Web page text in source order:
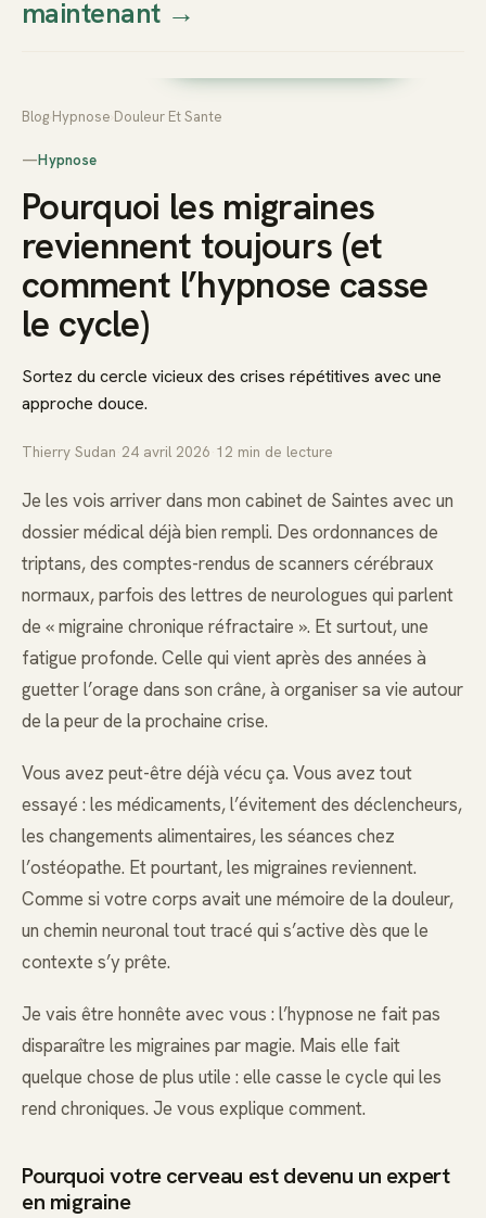
Thierry
Prendre rendez-vous dès
maintenant→
Blog Hypnose Douleur Et Sante
—Hypnose
Pourquoi les migraines
reviennent toujours (et
comment l’hypnose casse
le cycle)
Sortez du cercle vicieux des crises répétitives avec une
approche douce.
Thierry Sudan 24 avril 2026 12 min de lecture
Je les vois arriver dans mon cabinet de Saintes avec un
dossier médical déjà bien rempli. Des ordonnances de
triptans, des comptes-rendus de scanners cérébraux
normaux, parfois des lettres de neurologues qui parlent
de « migraine chronique réfractaire ». Et surtout, une
fatigue profonde. Celle qui vient après des années à
guetter l’orage dans son crâne, à organiser sa vie autour
de la peur de la prochaine crise.
Vous avez peut-être déjà vécu ça. Vous avez tout
essayé : les médicaments, l’évitement des déclencheurs,
les changements alimentaires, les séances chez
l’ostéopathe. Et pourtant, les migraines reviennent.
Comme si votre corps avait une mémoire de la douleur,
un chemin neuronal tout tracé qui s’active dès que le
contexte s’y prête.
Je vais être honnête avec vous : l’hypnose ne fait pas
disparaître les migraines par magie. Mais elle fait
quelque chose de plus utile : elle casse le cycle qui les
rend chroniques. Je vous explique comment.
Pourquoi votre cerveau est devenu un expert
en migraine